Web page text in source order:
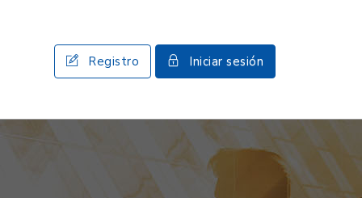
Registro Iniciar sesión